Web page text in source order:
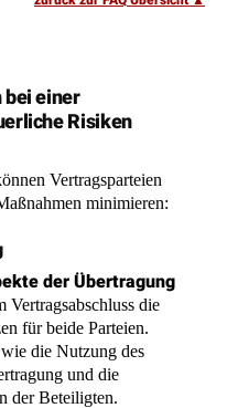
Vertragsparteien
minimieren:
der Übertragung
für beide Parteien.
die Nutzung des
und die
der Beteiligten.